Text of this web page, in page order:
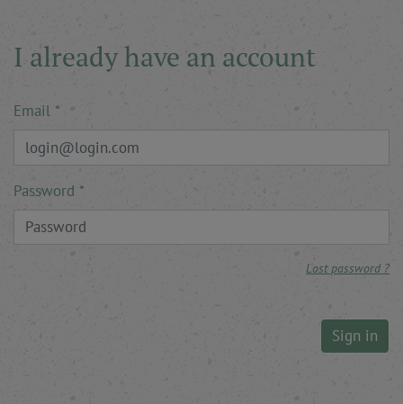
I already have an account
Email
Password
Lost password ?
Sign in